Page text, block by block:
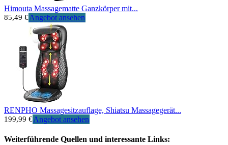
Himouta Massagematte Ganzkörper mit...
85,49 €Angebot ansehen
RENPHO Massagesitzauflage, Shiatsu Massagegerät...
199,99 €Angebot ansehen
Weiterführende Quellen und interessante Links: